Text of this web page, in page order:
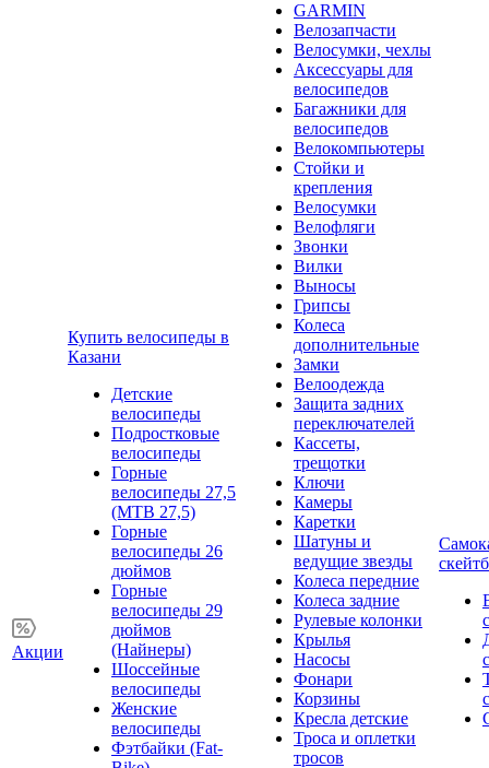
Акции
Купить велосипеды в
Казани
Детские
велосипеды
Подростковые
велосипеды
Горные
велосипеды 27,5
(MTB 27,5)
Горные
велосипеды 26
дюймов
Горные
велосипеды 29
дюймов
(Найнеры)
Шоссейные
велосипеды
Женские
велосипеды
Фэтбайки (Fat-
GARMIN
Велозапчасти
Велосумки, чехлы
Аксессуары для
велосипедов
Багажники для
велосипедов
Велокомпьютеры
Стойки и
крепления
Велосумки
Велофляги
Звонки
Вилки
Выносы
Грипсы
Колеса
дополнительные
Замки
Велоодежда
Защита задних
переключателей
Кассеты,
трещотки
Ключи
Камеры
Каретки
Шатуны и
ведущие звезды
Колеса передние
Колеса задние
Рулевые колонки
Крылья
Насосы
Фонари
Корзины
Кресла детские
Троса и оплетки
тросов